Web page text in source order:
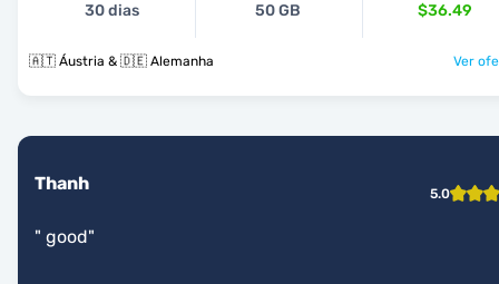
30 dias 50 GB $36.49
🇦🇹 Áustria & 🇩🇪 Alemanha Ver
Thanh 5.0
" good"